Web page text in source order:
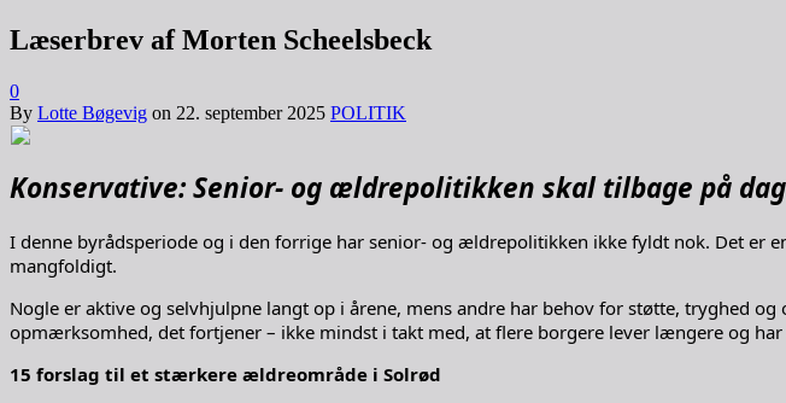
Læserbrev af Morten Scheelsbeck
0
By Lotte Bøgevig on 22. september 2025 POLITIK
Konservative: Senior- og ældrepolitikken skal tilbage på
I denne byrådsperiode og i den forrige har senior- og ældrepolitikken ikke fyldt nok. Det
mangfoldigt.
Nogle er aktive og selvhjulpne langt op i årene, mens andre har behov for støtte, tryghed
opmærksomhed, det fortjener – ikke mindst i takt med, at flere borgere lever længere og
15 forslag til et stærkere ældreområde i Solrød